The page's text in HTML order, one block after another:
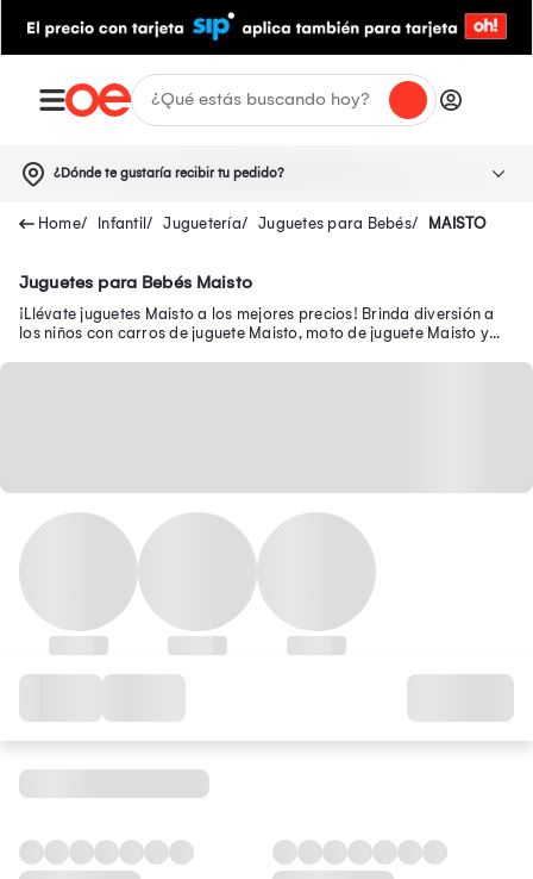
¿Dónde te gustaría recibir tu pedido?
Infantil Juguetería Juguetes para Bebés MAISTO
Juguetes para Bebés Maisto
¡Llévate juguetes Maisto a los mejores precios! Brinda diversión a
los niños con carros de juguete Maisto, moto de juguete Maisto y